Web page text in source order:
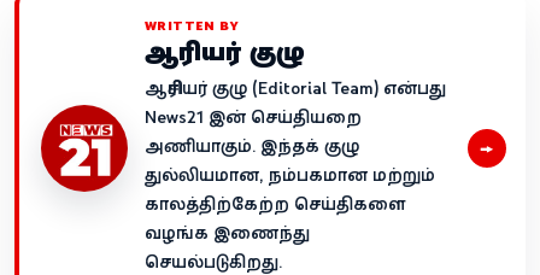
WRITTEN BY
ஆசிரியர் குழு
ஆசிரியர் குழு (Editorial Team) என்பது
News21 இன் செய்தியறை
அணியாகும். இந்தக் குழு
துல்லியமான, நம்பகமான மற்றும்
காலத்திற்கேற்ற செய்திகளை
வழங்க இணைந்து
செயல்படுகிறது.
→